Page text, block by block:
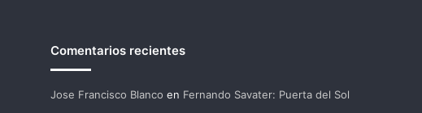
Comentarios recientes
Jose Francisco Blanco en Fernando Savater: Puerta del Sol